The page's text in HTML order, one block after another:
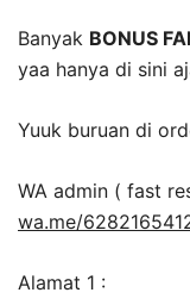
Banyak BONUS
yaa hanya di sini
Yuuk buruan di
WA admin ( fast
wa.me/
Alamat 1 :